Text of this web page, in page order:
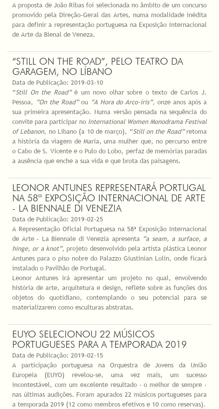
A proposta de João Ribas foi selecionada no âmbito de um concurso
promovido pela Direção-Geral das Artes, numa modalidade inédita
para definir a representação portuguesa na Exposição Internacional
de Arte da Bienal de Veneza.
“STILL ON THE ROAD”, PELO TEATRO DA
GARAGEM, NO LÍBANO
Data de Publicação: 2019-03-10
“Still On the Road”é um novo olhar sobre o texto de Carlos J.
Pessoa, “On the Road”ou“A Hora do Arco-íris”,onze anos após a
sua primeira apresentação. Numa versão pensada na sequência do
convite para participar no International Women Monodrama Festival
of Lebanon, no Líbano (a 10 de março), “Still on the Road”retoma
a história da viagem de Maria, uma mulher que, no percurso entre
o Cabo de S. Vicente e o Pulo do Lobo, perfaz de memórias paradas
a ausência que enche a sua vida e que brota das paisagens.
LEONOR ANTUNES REPRESENTARÁ PORTUGAL
NA 58ª EXPOSIÇÃO INTERNACIONAL DE ARTE
- LA BIENNALE DI VENEZIA
Data de Publicação: 2019-02-25
A Representação Oficial Portuguesa na 58ª Exposição Internacional
de Arte – La Biennale di Venezia apresenta “a seam, a surface, a
hinge, or a knot”, projeto desenvolvido pela artista plástica Leonor
Antunes para o piso nobre do Palazzo Giustinian Lolin, onde ficará
instalado o Pavilhão de Portugal.
Leonor Antunes irá apresentar um projeto no qual, envolvendo
história de arte, arquitetura e design, reflete sobre as funções dos
objetos do quotidiano, contemplando o seu potencial para se
materializarem como esculturas abstratas.
EUYO SELECIONOU 22 MÚSICOS
PORTUGUESES PARA A TEMPORADA 2019
Data de Publicação: 2019-02-15
A participação portuguesa na Orquestra de Jovens da União
Europeia (EUYO) revelou-se, uma vez mais, um sucesso
incontestável, com um excelente resultado - o melhor de sempre -
nas últimas audições. Foram apurados 22 músicos portugueses para
a temporada 2019 (12 como membros efetivos e 10 como reservas).